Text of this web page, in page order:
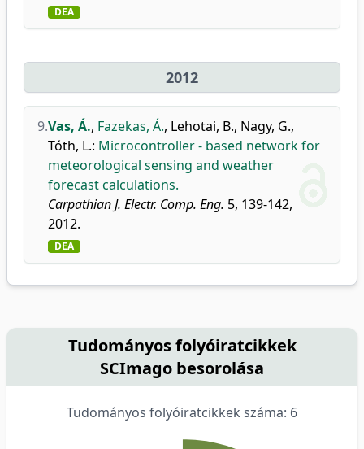
DEA
2012
9.Vas, Á., Fazekas, Á., Lehotai, B., Nagy, G.,
Tóth, L.: Microcontroller - based network for
meteorological sensing and weather
forecast calculations.
Carpathian J. Electr. Comp. Eng. 5, 139-142,
2012.
DEA
Tudományos folyóiratcikkek
SCImago besorolása
Tudományos folyóiratcikkek száma: 6